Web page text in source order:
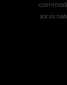
sociis